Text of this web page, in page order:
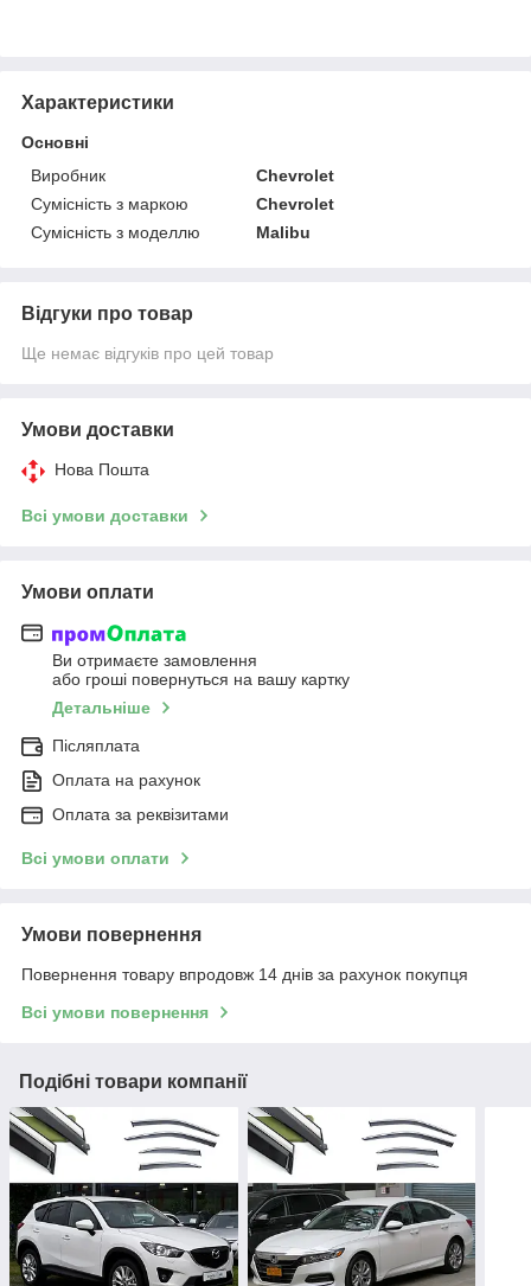
Характеристики
Основні
Виробник
Chevrolet
Сумісність з маркою
Chevrolet
Сумісність з моделлю
Malibu
Відгуки про товар
Ще немає відгуків про цей товар
Умови доставки
Нова Пошта
Всі умови доставки
Умови оплати
Ви отримаєте замовлення
або гроші повернуться на вашу картку
Детальніше
Післяплата
Оплата на рахунок
Оплата за реквізитами
Всі умови оплати
Умови повернення
Повернення товару впродовж 14 днів за рахунок покупця
Всі умови повернення
Подібні товари компанії